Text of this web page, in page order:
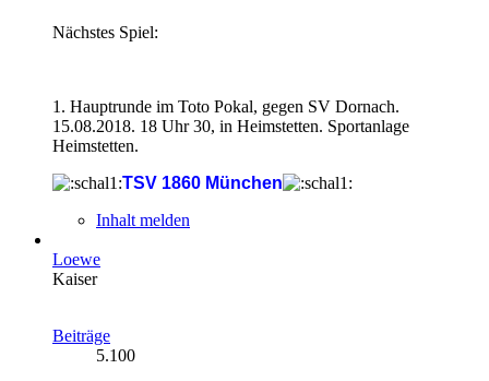
Nächstes Spiel:
1. Hauptrunde im Toto Pokal, gegen SV Dornach.
15.08.2018. 18 Uhr 30, in Heimstetten. Sportanlage
Heimstetten.
TSV 1860 München
Inhalt melden
Loewe
Kaiser
Beiträge
5.100